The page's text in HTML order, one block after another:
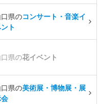
県のコンサート・音楽イ
ト
県の花イベント
県の美術展・博物展・展